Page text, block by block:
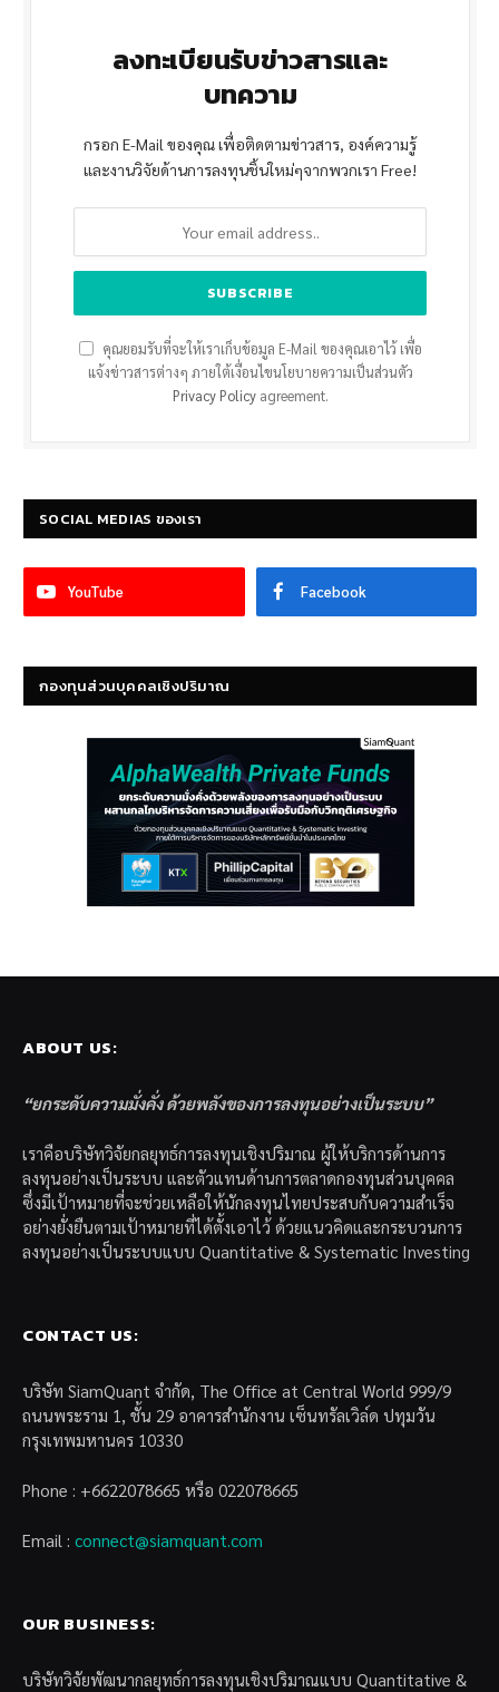
ลงทะเบียนรับข่าวสารและ
บทความ
กรอก E-Mail ของคุณ เพื่อติดตามข่าวสาร, องค์ความรู้
และงานวิจัยด้านการลงทุนชิ้นใหม่ๆจากพวกเรา Free!
คุณยอมรับที่จะให้เราเก็บข้อมูล E-Mail ของคุณเอาไว้ เพื่อ
แจ้งข่าวสารต่างๆ ภายใต้เงื่อนไขนโยบายความเป็นส่วนตัว
Privacy Policyagreement.
SOCIAL MEDIAS ของเรา
YouTube Facebook
กองทุนส่วนบุคคลเชิงปริมาณ
ABOUT US:
“ยกระดับความมั่งคั่ง ด้วยพลังของการลงทุนอย่างเป็นระบบ”
เราคือบริษัทวิจัยกลยุทธ์การลงทุนเชิงปริมาณ ผู้ให้บริการด้านการ
ลงทุนอย่างเป็นระบบ และตัวแทนด้านการตลาดกองทุนส่วนบุคคล
ซึ่งมีเป้าหมายที่จะช่วยเหลือให้นักลงทุนไทยประสบกับความสำเร็จ
อย่างยั่งยืนตามเป้าหมายที่ได้ตั้งเอาไว้ ด้วยแนวคิดและกระบวนการ
ลงทุนอย่างเป็นระบบแบบ Quantitative & Systematic Investing
CONTACT US:
บริษัท SiamQuant จำกัด, The Office at Central World 999/9
ถนนพระราม 1, ชั้น 29 อาคารสำนักงาน เซ็นทรัลเวิล์ด ปทุมวัน
กรุงเทพมหานคร 10330
Phone : +6622078665 หรือ 022078665
Email : connect@siamquant.com
OUR BUSINESS:
บริษัทวิจัยพัฒนากลยุทธ์การลงทุนเชิงปริมาณแบบ Quantitative &